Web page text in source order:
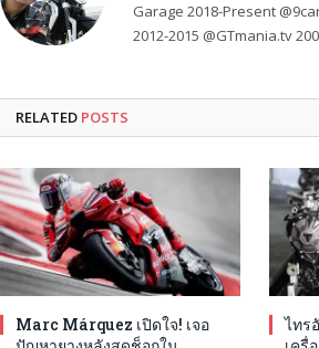
Garage 2018-Present
2012-2015 @GTmania.tv
RELATED POSTS
Marc Márquez เปิดใจ! เจอ
ไทร